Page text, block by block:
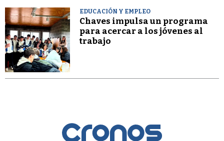
EDUCACIÓN Y EMPLEO
Chaves impulsa un programa
para acercar a los jóvenes al
trabajo